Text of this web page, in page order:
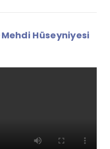
Hüseyniyesi